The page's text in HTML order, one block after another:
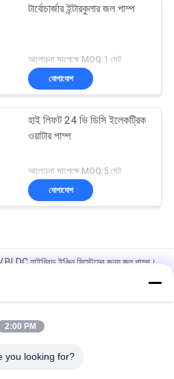
টার্বোচার্জার ইন্টারকুলার জল পাম্প
আলোচনা সাপেক্ষে MOQ:1 সেট
যোগাযোগ
হাই লিফট 24 ভি ডিসি ইলেকট্রিক
ওয়াটার পাম্প
আলোচনা সাপেক্ষে MOQ:5 সেট
যোগাযোগ
হাইব্রিড ইঞ্জিন সিস্টেমের জন্য জল পাম্প।
কুলিং সিস্টেমের জন্য 24VDC গাড়ি EWP
জন্য উচ্চ মানের Bextreme শেল 24VDC
2:00 PM
you looking for?